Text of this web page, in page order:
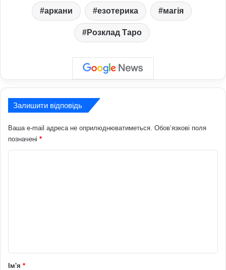
аркани езотерика магія
Розклад Таро
Залишити відповідь
Ваша e-mail адреса не оприлюднюватиметься. Обов’язкові поля
позначені *
рІм'я *